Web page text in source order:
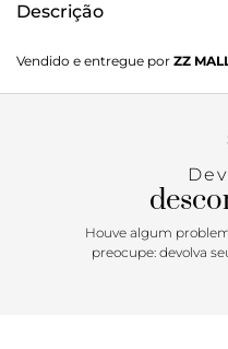
Descrição
Vendido e entregue por ZZ
Houve algum
preocupe: devolva